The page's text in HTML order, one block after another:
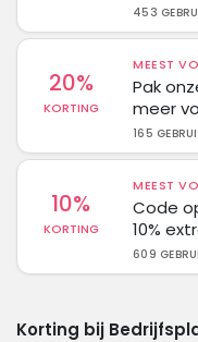
453
20%
KORTING
MEEST
Pak
meer
165
10%
KORTING
MEEST
Code
10%
609
Korting bij